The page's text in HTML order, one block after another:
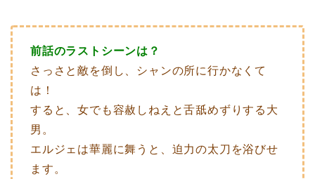
前話のラストシーンは？
さっさと敵を倒し、シャンの所に行かなくて
は！
すると、女でも容赦しねえと舌舐めずりする大
男。
エルジェは華麗に舞うと、迫力の太刀を浴びせ
ます。